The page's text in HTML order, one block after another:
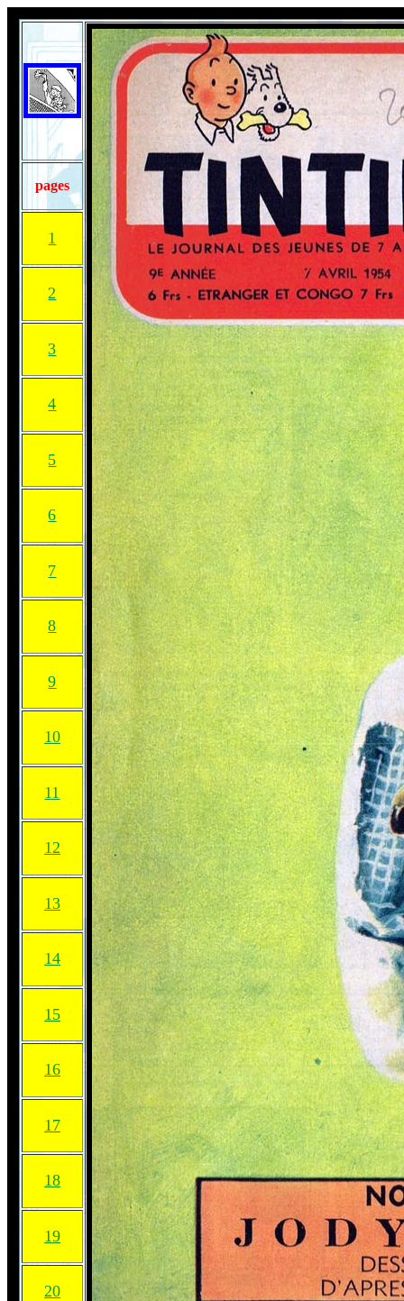
pages
1
2
3
4
5
6
7
8
9
10
11
12
13
14
15
16
17
18
19
20